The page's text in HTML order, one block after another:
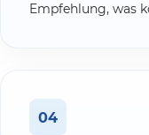
Empfehlung, was
04